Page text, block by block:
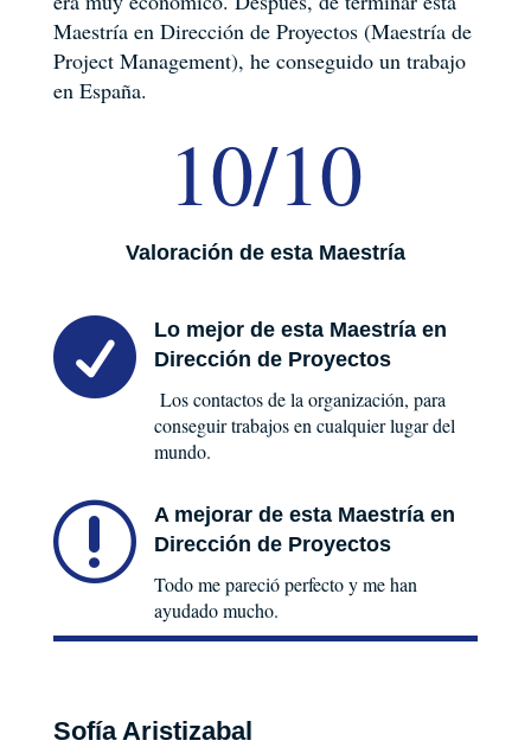
Maestría en Dirección de Proyectos (Maestría de
Project Management), he conseguido un trabajo
en España.
10/10
Valoración de esta Maestría

Lo mejor de esta Maestría en
Dirección de Proyectos
Los contactos de la organización, para
conseguir trabajos en cualquier lugar del
mundo.
r
A mejorar de esta Maestría en
Dirección de Proyectos
Todo me pareció perfecto y me han
ayudado mucho.
Sofía Aristizabal